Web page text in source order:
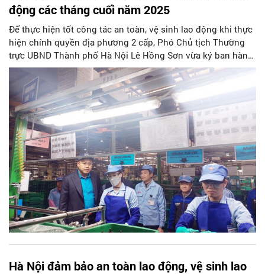
động các tháng cuối năm 2025
Để thực hiện tốt công tác an toàn, vệ sinh lao động khi thực
hiện chính quyền địa phương 2 cấp, Phó Chủ tịch Thường
trực UBND Thành phố Hà Nội Lê Hồng Sơn vừa ký ban hành
Kế hoạch An toàn lao động, vệ sinh lao động Thành phố các
tháng cuối năm 2025 (sau đây gọi là Kế hoạch).
Hà Nội đảm bảo an toàn lao động, vệ sinh lao